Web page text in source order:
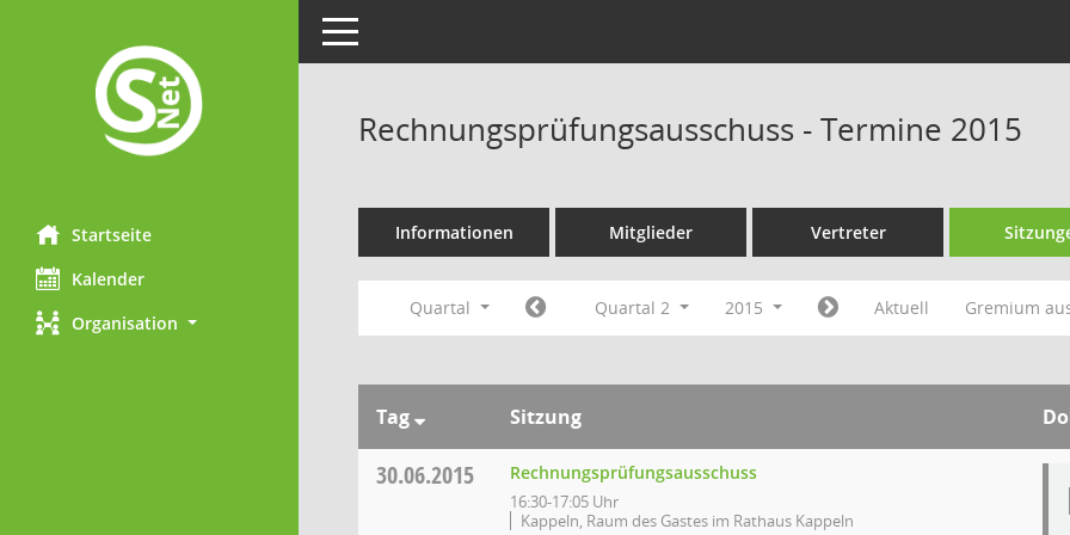
Startseite
Kalender
Organisation
Toggle navigation
Rechnungsprüfungsausschuss - Termine 2015
Informationen Mitglieder Vertreter
Quartal Quartal 2 2015 Aktuell Gremium
Tag Sitzung
30.06.2015 Rechnungsprüfungsausschuss
16:30-17:05 Uhr
Kappeln, Raum des Gastes im Rathaus Kappeln